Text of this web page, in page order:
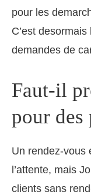
pour les
C’est
demandes de
Faut-il
pour des
Un rendez-vous
l’attente, mais
clients sans